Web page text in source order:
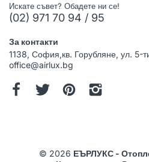
Искате съвет? Обадете ни се!
(02) 971 70 94 / 95
За контакти
1138, София,кв. Горубляне, ул. 5-
office@airlux.bg
© 2026 ЕЪРЛУКС -